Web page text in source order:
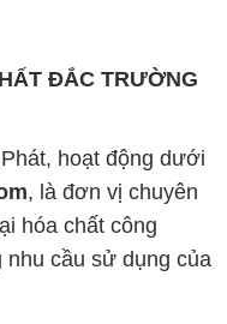
ĐẮC TRƯỜNG
hoạt động dưới
, là đơn vị chuyên
hóa chất công
nhu cầu sử dụng của